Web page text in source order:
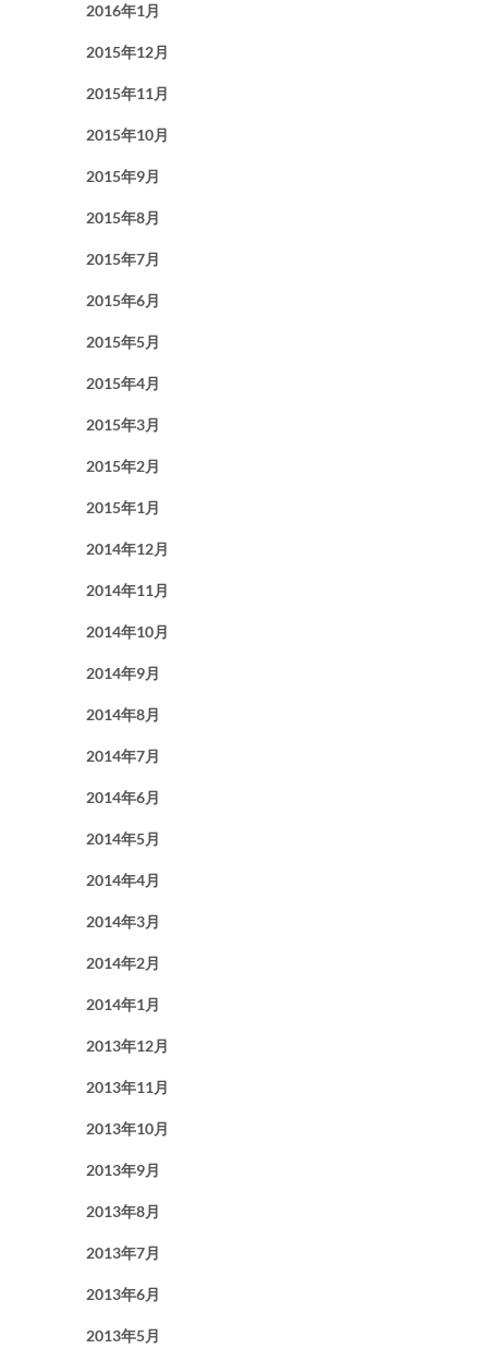
2016年1月
2015年12月
2015年11月
2015年10月
2015年9月
2015年8月
2015年7月
2015年6月
2015年5月
2015年4月
2015年3月
2015年2月
2015年1月
2014年12月
2014年11月
2014年10月
2014年9月
2014年8月
2014年7月
2014年6月
2014年5月
2014年4月
2014年3月
2014年2月
2014年1月
2013年12月
2013年11月
2013年10月
2013年9月
2013年8月
2013年7月
2013年6月
2013年5月